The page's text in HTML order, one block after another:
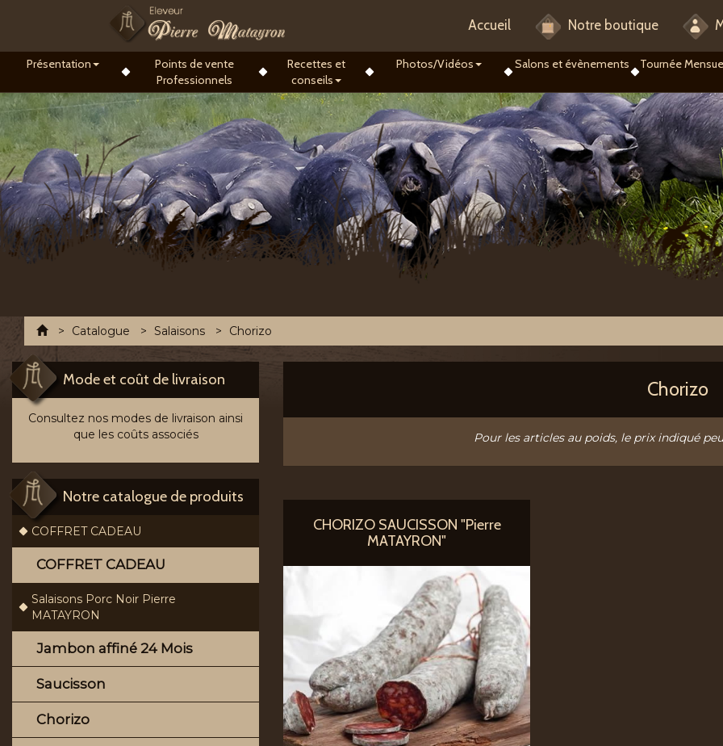
Accueil Notre boutique
Présentation
Points de vente
Professionnels
Recettes et
conseils
Photos/Vidéos Salons et évènements Tournée
AccueilCatalogue Salaisons Chorizo
Chorizo
Pour les articles au poids, le prix indiqué
CHORIZO SAUCISSON "Pierre
MATAYRON"
Mode et coût de livraison
Consultez nos modes de livraison ainsi
que les coûts associés
Notre catalogue de produits
COFFRET CADEAU
COFFRET CADEAU
Salaisons Porc Noir Pierre
MATAYRON
Jambon affiné 24 Mois
Saucisson
Chorizo